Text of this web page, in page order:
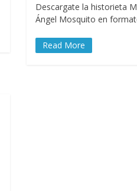
Descargate la historieta
Ángel Mosquito en
Read More